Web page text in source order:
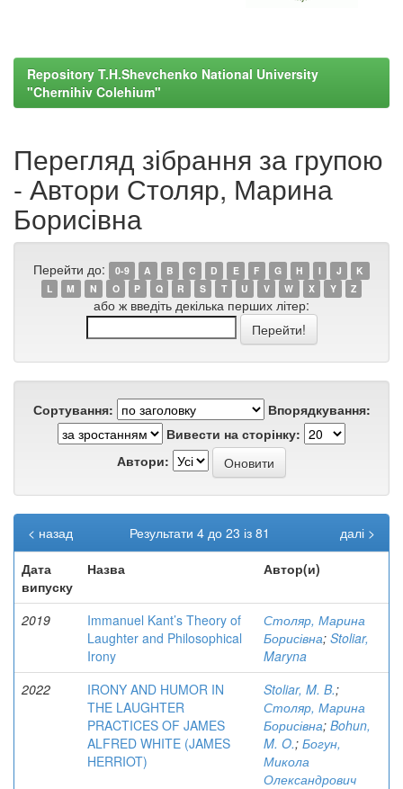
Repository T.H.Shevchenko National University
"Chernihiv Colehium"
Перегляд зібрання за групою
- Автори Столяр, Марина
Борисівна
Перейти до: 0-9 A B C D E F G H I J
K
L
M N O P Q R S T U V W X Y Z
або ж введіть декілька перших літер:
Сортування:
Впорядкування:
Вивести на сторінку:
Автори:
Результати 4 до 23 із 81
< назад
далі >
Дата
випуску
Назва Автор(и)
2019
Immanuel Kant’s Theory of
Laughter and Philosophical
Irony
Столяр, Марина
Борисівна; Stoliar,
Maryna
2022
IRONY AND HUMOR IN
THE LAUGHTER
PRACTICES OF JAMES
ALFRED WHITE (JAMES
HERRIOT)
Stoliar, M. B.;
Столяр, Марина
Борисівна; Bohun,
M. O.; Богун,
Микола
Олександрович